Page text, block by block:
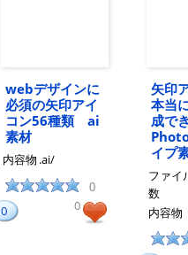
webデザインに
必須の矢印アイ
コン56種類 ai
素材
内容物 .ai/
0
0 0
矢印
本当
成で
イプ
ファイ
数
内容物